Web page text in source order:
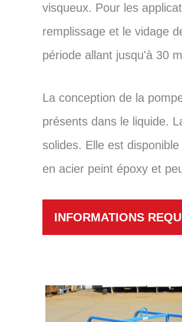
visqueux. Pour les
remplissage et le vidage
période allant jusqu'à 30
La conception de la
présents dans le liquide.
solides. Elle est
en acier peint époxy et
INFORMATIONS